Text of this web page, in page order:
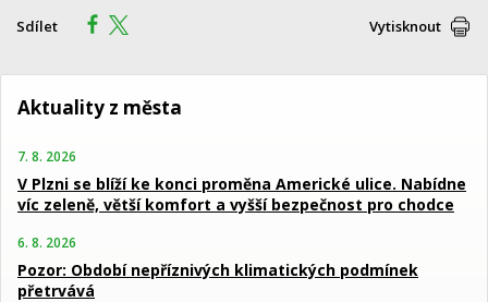
Sdílet Vytisknout
Aktuality z města
7. 8. 2026
V Plzni se blíží ke konci proměna Americké ulice. Nabídne
víc zeleně, větší komfort a vyšší bezpečnost pro chodce
6. 8. 2026
Pozor: Období nepříznivých klimatických podmínek
přetrvává